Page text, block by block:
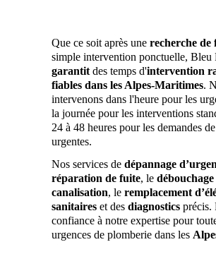
Que ce soit après une recherche de
simple intervention ponctuelle, Bleu
garantit des temps d'intervention
fiables dans les Alpes-Maritimes.
intervenons dans l'heure pour les
la journée pour les interventions
24 à 48 heures pour les demandes
urgentes.
Nos services de dépannage
réparation de fuite, le débouchage
canalisation, le remplacement
sanitaires et des diagnostics précis.
confiance à notre expertise pour
urgences de plomberie dans les